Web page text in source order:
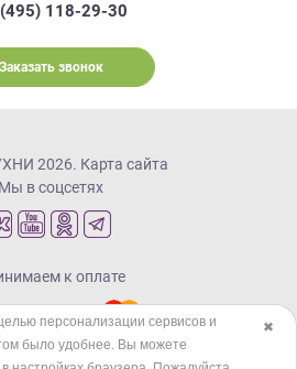
118-29-30
Заказать звонок
2026. Карта сайта
Мы в соцсетях
к оплате
и рассрочка
✖
персонализации сервисов и
было удобнее. Вы можете